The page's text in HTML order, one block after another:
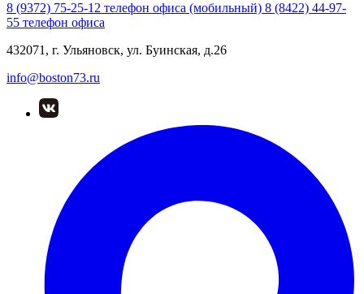
8 (9372) 75-25-12 телефон офиса (мобильный) 8 (8422) 44-97-
55 телефон офиса
432071, г. Ульяновск, ул. Буинская, д.26
info@boston73.ru